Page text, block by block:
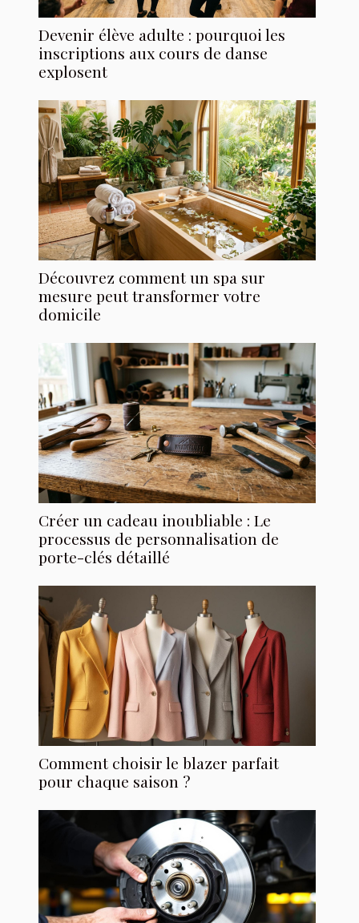
Devenir élève adulte : pourquoi les
inscriptions aux cours de danse
explosent
Découvrez comment un spa sur
mesure peut transformer votre
domicile
Créer un cadeau inoubliable : Le
processus de personnalisation de
porte-clés détaillé
Comment choisir le blazer parfait
pour chaque saison ?